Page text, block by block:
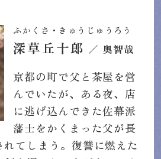
ふかくさ・きゅうじゅうろう
深草丘十郎 ／ 奥智哉
京都の町で父と茶屋を営
んでいたが、ある夜、店
に逃げ込んできた佐幕派
藩士をかくまった父が長
てしまう。復讐に燃えた